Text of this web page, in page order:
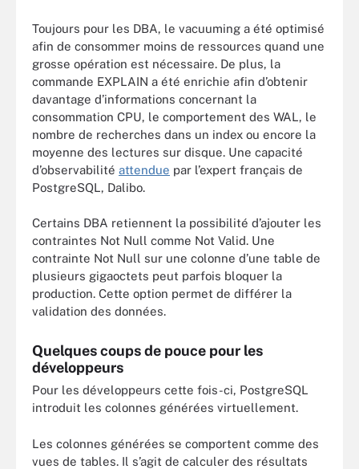
Toujours pour les DBA, le vacuuming a été optimisé
afin de consommer moins de ressources quand une
grosse opération est nécessaire. De plus, la
commande EXPLAIN a été enrichie afin d’obtenir
davantage d’informations concernant la
consommation CPU, le comportement des WAL, le
nombre de recherches dans un index ou encore la
moyenne des lectures sur disque. Une capacité
d’observabilité attendue par l’expert français de
PostgreSQL, Dalibo.
Certains DBA retiennent la possibilité d’ajouter les
contraintes Not Null comme Not Valid. Une
contrainte Not Null sur une colonne d’une table de
plusieurs gigaoctets peut parfois bloquer la
production. Cette option permet de différer la
validation des données.
Quelques coups de pouce pour les
développeurs
Pour les développeurs cette fois-ci, PostgreSQL
introduit les colonnes générées virtuellement.
Les colonnes générées se comportent comme des
vues de tables. Il s’agit de calculer des résultats